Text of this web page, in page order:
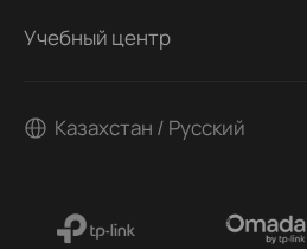
Учебный центр
Казахстан / Русский